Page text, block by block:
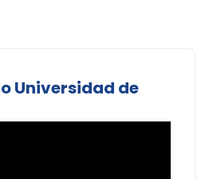
Universidad de